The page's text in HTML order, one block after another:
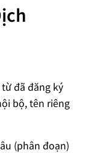
đã đăng ký
bộ, tên riêng
(phân đoạn)